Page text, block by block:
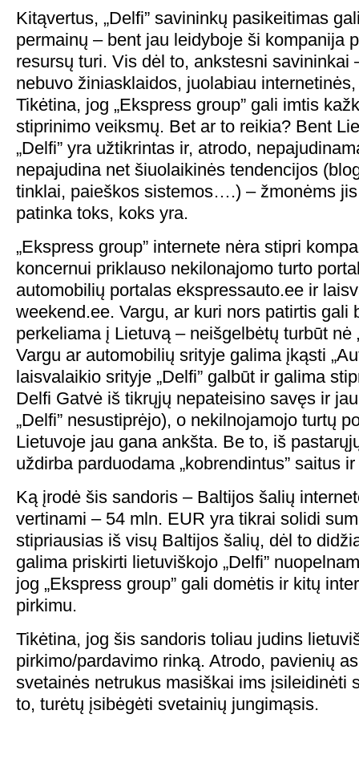
Kitąvertus, „Delfi” savininkų pasikeitimas
permainų – bent jau leidyboje ši kompanija
resursų turi. Vis dėl to, ankstesni savininkai
nebuvo žiniasklaidos, juolabiau
Tikėtina, jog „Ekspress group” gali imtis
stiprinimo veiksmų. Bet ar to reikia? Bent
„Delfi” yra užtikrintas ir, atrodo,
nepajudina net šiuolaikinės tendencijos
tinklai, paieškos sistemos….) – žmonėms
patinka toks, koks yra.
„Ekspress group” internete nėra stipri
koncernui priklauso nekilonajomo turto
automobilių portalas ekspressauto.ee ir
weekend.ee. Vargu, ar kuri nors patirtis gali
perkeliama į Lietuvą – neišgelbėtų turbūt nė
Vargu ar automobilių srityje galima įkąsti
laisvalaikio srityje „Delfi” galbūt ir galima
Delfi Gatvė iš tikrųjų nepateisino savęs ir
„Delfi” nesustiprėjo), o nekilnojamojo turtų
Lietuvoje jau gana ankšta. Be to, iš
uždirba parduodama „kobrendintus” saitus ir
Ką įrodė šis sandoris – Baltijos šalių
vertinami – 54 mln. EUR yra tikrai solidi
stipriausias iš visų Baltijos šalių, dėl to
galima priskirti lietuviškojo „Delfi”
jog „Ekspress group” gali domėtis ir kitų
pirkimu.
Tikėtina, jog šis sandoris toliau judins
pirkimo/pardavimo rinką. Atrodo, pavienių
svetainės netrukus masiškai ims įsileidinėti
to, turėtų įsibėgėti svetainių jungimąsis.